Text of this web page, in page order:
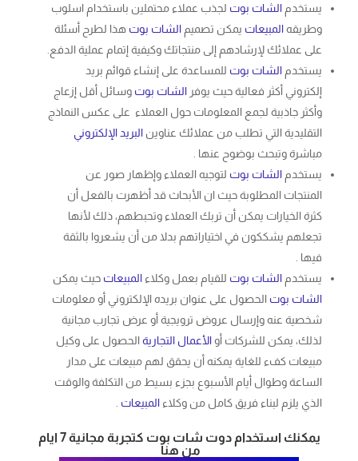
يستخدم الشات بوت لجذب عملاء محتملين باستخدام اسلوب
وطريقهالمبيعات يمكن تصميم الشات بوت هذا لطرح أسئلة
على عملائك لإرشادهم إلى منتجاتك وكيفية إتمام عملية الدفع.
يستخدم الشات بوت للمساعدة على إنشاء قوائم بريد
إلكتروني أكثر فعالية حيث يوفر الشات بوت وسائل أقل إزعاج
وأكثر جاذبية لجمع المعلومات حول العملاء على عكس النماذج
التقليدية التي تطلب من عملائك عناوين البريد الإلكتروني
مباشرة وتبحث بوضوح عنها .
يستخدم الشات بوت لتوجيه العملاء وإظهار صور عن
المنتجات المطلوبة حيث ان الأبحاث قد أظهرت بالفعل أن
كثرة الخيارات يمكن أن تربك العملاء وتحبطهم، ذلك لأنها
تجعلهم يشككون في اختياراتهم بدلا من أن يشعروا بالثقة
فيها .
يستخدم الشات بوت للقيام بعمل وكلاء المبيعات حيث يمكن
الشات بوت الحصول على عنوان بريده الإلكتروني أو معلومات
شخصية عنه وإرسال عروض ترويجية أو عرض تجارب مجانية
لذلك، يمكن للشركات أوالأعمال التجاريةالحصول على وكيل
مبيعات كفء للغاية يمكنه أن يحقق لهم مبيعات على مدار
الساعة وطوال أيام الأسبوع بجزء بسيط من التكلفة والوقت
الذي يلزم لبناء فريق كامل من وكلاء المبيعات
يمكنك استخدام دوت شات بوت كتجربة مجانية 7 ايام
من هنا